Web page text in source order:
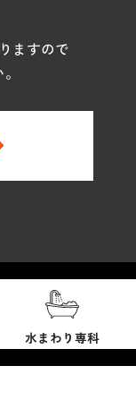
ますので
水まわり専科